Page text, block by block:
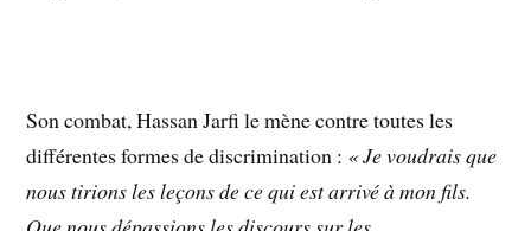
Son combat, Hassan Jarfi le mène contre toutes les
différentes formes de discrimination : « Je voudrais que
nous tirions les leçons de ce qui est arrivé à mon fils.